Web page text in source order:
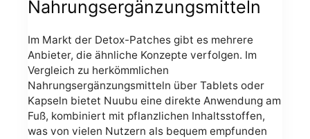
Nahrungsergänzungsmitteln
Im Markt der Detox-Patches gibt es mehrere
Anbieter, die ähnliche Konzepte verfolgen. Im
Vergleich zu herkömmlichen
Nahrungsergänzungsmitteln über Tablets oder
Kapseln bietet Nuubu eine direkte Anwendung am
Fuß, kombiniert mit pflanzlichen Inhaltsstoffen,
was von vielen Nutzern als bequem empfunden